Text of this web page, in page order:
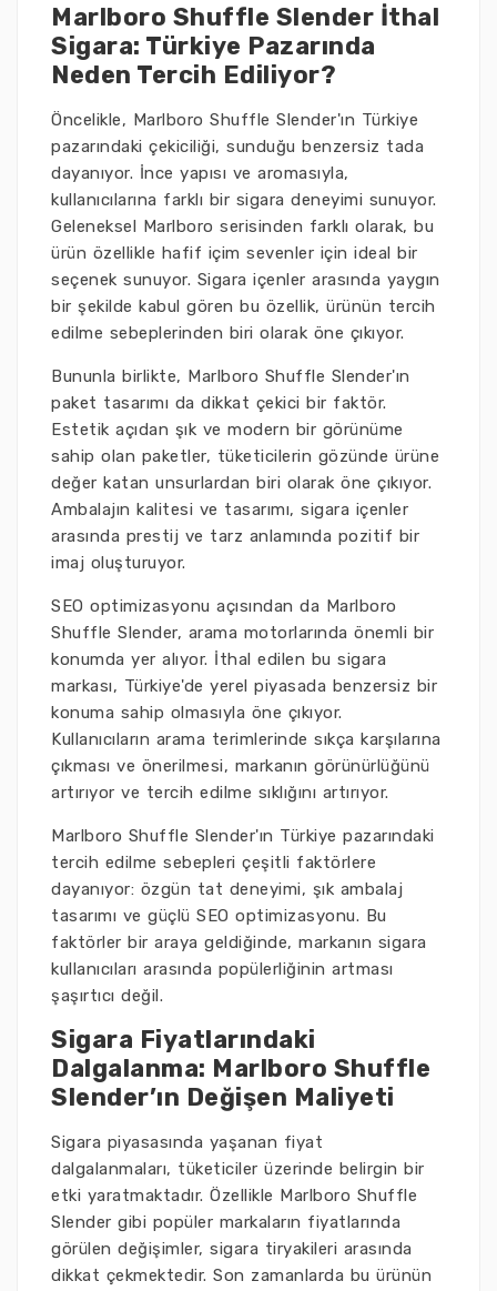
Marlboro Shuffle Slender İthal
Sigara: Türkiye Pazarında
Neden Tercih Ediliyor?
Öncelikle, Marlboro Shuffle Slender'ın Türkiye
pazarındaki çekiciliği, sunduğu benzersiz tada
dayanıyor. İnce yapısı ve aromasıyla,
kullanıcılarına farklı bir sigara deneyimi sunuyor.
Geleneksel Marlboro serisinden farklı olarak, bu
ürün özellikle hafif içim sevenler için ideal bir
seçenek sunuyor. Sigara içenler arasında yaygın
bir şekilde kabul gören bu özellik, ürünün tercih
edilme sebeplerinden biri olarak öne çıkıyor.
Bununla birlikte, Marlboro Shuffle Slender'ın
paket tasarımı da dikkat çekici bir faktör.
Estetik açıdan şık ve modern bir görünüme
sahip olan paketler, tüketicilerin gözünde ürüne
değer katan unsurlardan biri olarak öne çıkıyor.
Ambalajın kalitesi ve tasarımı, sigara içenler
arasında prestij ve tarz anlamında pozitif bir
imaj oluşturuyor.
SEO optimizasyonu açısından da Marlboro
Shuffle Slender, arama motorlarında önemli bir
konumda yer alıyor. İthal edilen bu sigara
markası, Türkiye'de yerel piyasada benzersiz bir
konuma sahip olmasıyla öne çıkıyor.
Kullanıcıların arama terimlerinde sıkça karşılarına
çıkması ve önerilmesi, markanın görünürlüğünü
artırıyor ve tercih edilme sıklığını artırıyor.
Marlboro Shuffle Slender'ın Türkiye pazarındaki
tercih edilme sebepleri çeşitli faktörlere
dayanıyor: özgün tat deneyimi, şık ambalaj
tasarımı ve güçlü SEO optimizasyonu. Bu
faktörler bir araya geldiğinde, markanın sigara
kullanıcıları arasında popülerliğinin artması
şaşırtıcı değil.
Sigara Fiyatlarındaki
Dalgalanma: Marlboro Shuffle
Slender’ın Değişen Maliyeti
Sigara piyasasında yaşanan fiyat
dalgalanmaları, tüketiciler üzerinde belirgin bir
etki yaratmaktadır. Özellikle Marlboro Shuffle
Slender gibi popüler markaların fiyatlarında
görülen değişimler, sigara tiryakileri arasında
dikkat çekmektedir. Son zamanlarda bu ürünün